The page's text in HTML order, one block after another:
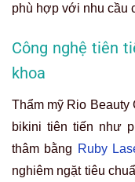
phù hợp với nhu cầu
Công nghệ tiên
khoa
Thẩm mỹ Rio Beauty
bikini tiên tiến như
thâm bằng Ruby
nghiêm ngặt tiêu